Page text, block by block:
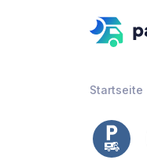
Startseite